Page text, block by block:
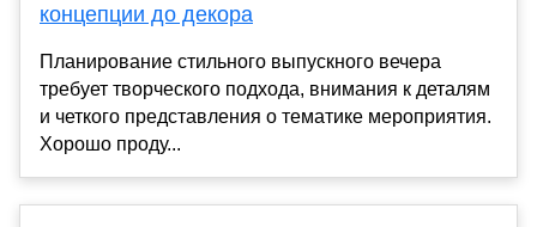
концепции до декора
Планирование стильного выпускного вечера
требует творческого подхода, внимания к деталям
и четкого представления о тематике мероприятия.
Хорошо проду...